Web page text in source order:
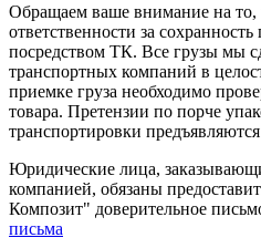
Обращаем ваше внимание на то,
ответственности за
посредством ТК. Все грузы мы
транспортных компаний в
приемке груза необходимо
товара. Претензии по порче
транспортировки
Юридические лица,
компанией, обязаны
Композит" доверительное
письма